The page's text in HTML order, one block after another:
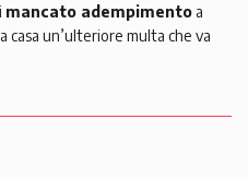
mancato adempimento a
casa un’ulteriore multa che va